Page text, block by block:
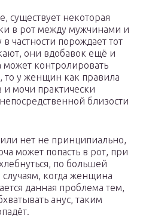
существует некоторая
в рот между мужчинами и
частности порождает тот
они вдобавок ещё и
контролировать
то у женщин как правила
и мочи практически
близости
нет не принципиально,
может попасть в рот, при
по большей
случаям, когда женщина
данная проблема тем,
анус, таким